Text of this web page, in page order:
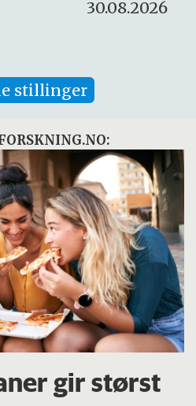
stillinger
gir størst